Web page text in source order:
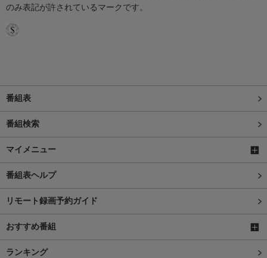
のみ表記が許されているマークです。
番組表
番組検索
マイメニュー
番組表ヘルプ
リモート録画予約ガイド
おすすめ番組
ランキング